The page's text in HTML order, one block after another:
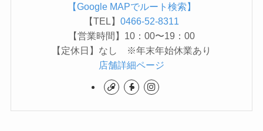
【Google MAPでルート検索】
【TEL】 0466-52-8311
【営業時間】10：00〜19：00
【定休日】なし ※年末年始休業あり
店舗詳細ページ